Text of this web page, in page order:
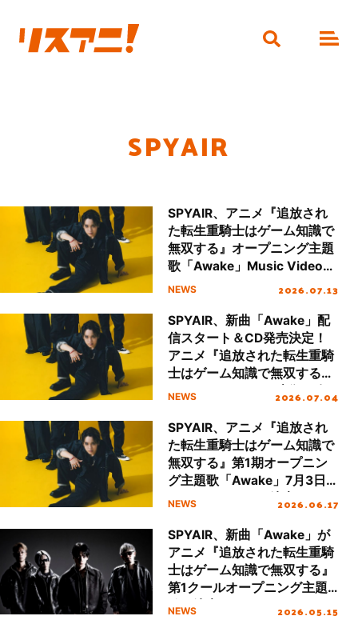
SPYAIR
SPYAIR、アニメ『追放され
た転生重騎士はゲーム知識で
無双する』オープニング主題
歌「Awake」Music Video公
開！
NEWS 2026.07.13
SPYAIR、新曲「Awake」配
信スタート＆CD発売決定！
アニメ『追放された転生重騎
士はゲーム知識で無双する』
ノンクレジットOP映像も公
NEWS 2026.07.04
SPYAIR、アニメ『追放され
た転生重騎士はゲーム知識で
無双する』第1期オープニン
グ主題歌「Awake」7月3日
デジタルリリース決定＆アー
NEWS 2026.06.17
SPYAIR、新曲「Awake」が
アニメ『追放された転生重騎
士はゲーム知識で無双する』
第1クールオープニング主題
歌に決定！
NEWS 2026.05.15